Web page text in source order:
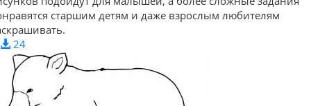
старшим детям и даже взрослым любителям
24